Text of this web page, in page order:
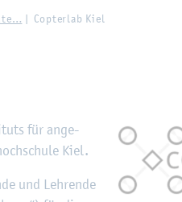
Cop­ter­lab Kiel
für an­ge­
Kiel.
und Leh­ren­de